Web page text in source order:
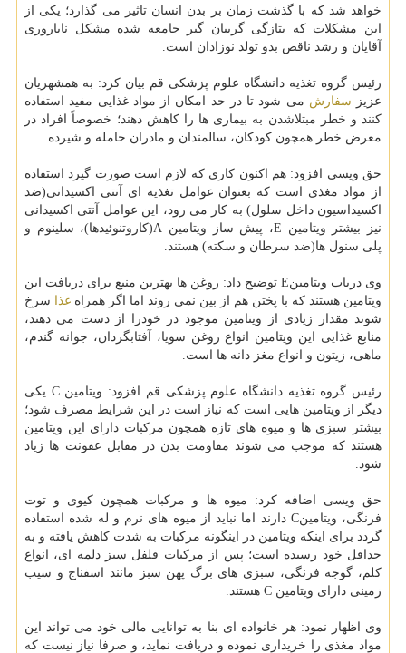
خواهد شد كه با گذشت زمان بر بدن انسان تاثیر می گذارد؛ یكی از
این مشكلات كه بتازگی گریبان گیر جامعه شده مشكل ناباروری
آقایان و رشد ناقص بدو تولد نوزادان است.
رئیس گروه تغذیه دانشگاه علوم پزشكی قم بیان كرد: به همشهریان
عزیز سفارش می شود تا در حد امكان از مواد غذایی مفید استفاده
كنند و خطر مبتلاشدن به بیماری ها را كاهش دهند؛ خصوصاً افراد در
معرض خطر همچون كودكان، سالمندان و مادران حامله و شیرده.
حق ویسی افزود: هم اكنون كاری كه لازم است صورت گیرد استفاده
از مواد مغذی است كه بعنوان عوامل تغذیه ای آنتی اكسیدانی(ضد
اكسیداسیون داخل سلول) به كار می رود، این عوامل آنتی اكسیدانی
نیز بیشتر ویتامین E، پیش ساز ویتامین A(كاروتنوئیدها)، سلینوم و
پلی سنول ها(ضد سرطان و سكته) هستند.
وی درباب ویتامینE توضیح داد: روغن ها بهترین منبع برای دریافت این
ویتامین هستند كه با پختن هم از بین نمی روند اما اگر همراه غذا
سرخ
شوند مقدار زیادی از ویتامین موجود در خودرا از دست می دهند،
منابع غذایی این ویتامین انواع روغن سویا، آفتابگردان، جوانه گندم،
ماهی، زیتون و انواع مغز دانه ها است.
رئیس گروه تغذیه دانشگاه علوم پزشكی قم افزود: ویتامین C یكی
دیگر از ویتامین هایی است كه نیاز است در این شرایط مصرف شود؛
بیشتر سبزی ها و میوه های تازه همچون مركبات دارای این ویتامین
هستند كه موجب می شوند مقاومت بدن در مقابل عفونت ها زیاد
شود.
حق ویسی اضافه كرد: میوه ها و مركبات همچون كیوی و توت
فرنگی، ویتامینC دارند اما نباید از میوه های نرم و له شده استفاده
گردد برای اینكه ویتامین در اینگونه مركبات به شدت كاهش یافته و به
حداقل خود رسیده است؛ پس از مركبات فلفل سبز دلمه ای، انواع
كلم، گوجه فرنگی، سبزی های برگ پهن سبز مانند اسفناج و سیب
زمینی دارای ویتامین C هستند.
وی اظهار نمود: هر خانواده ای بنا به توانایی مالی خود می تواند این
مواد مغذی را خریداری نموده و دریافت نماید، و صرفا نیاز نیست كه